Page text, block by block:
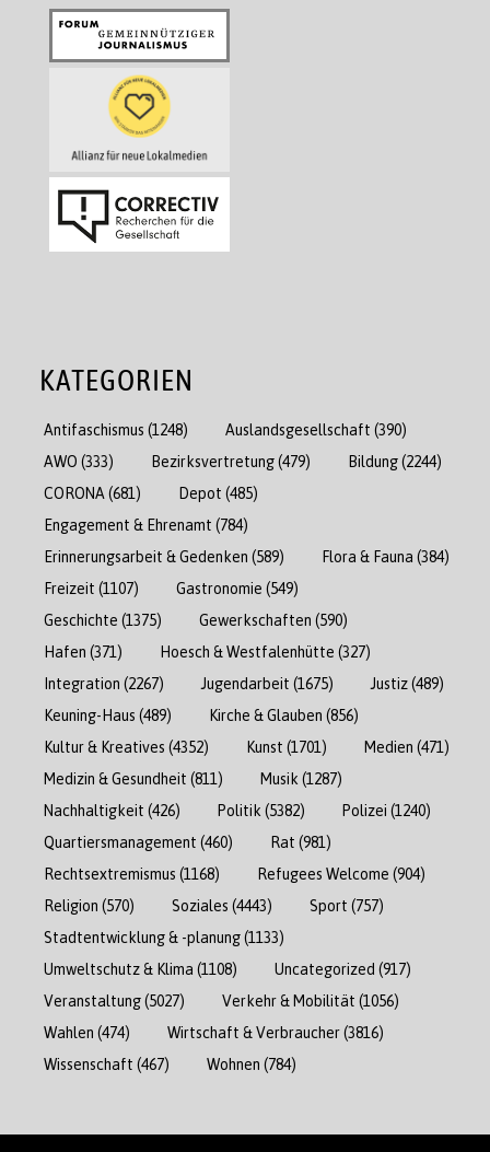
KATEGORIEN
Antifaschismus (1248) Auslandsgesellschaft (390)
AWO (333) Bezirksvertretung(479) Bildung(2244)
CORONA (681) Depot (485)
Engagement & Ehrenamt (784)
Erinnerungsarbeit & Gedenken (589) Flora & Fauna (384)
Freizeit (1107) Gastronomie (549)
Geschichte (1375) Gewerkschaften (590)
Hafen (371) Hoesch & Westfalenhütte (327)
Integration (2267) Jugendarbeit (1675) Justiz(489)
Keuning-Haus (489) Kirche & Glauben (856)
Kultur & Kreatives (4352) Kunst (1701) Medien (471)
Medizin & Gesundheit (811) Musik (1287)
Nachhaltigkeit (426) Politik (5382) Polizei (1240)
Quartiersmanagement (460) Rat (981)
Rechtsextremismus (1168) Refugees Welcome (904)
Religion (570) Soziales (4443) Sport (757)
Stadtentwicklung & -planung(1133)
Umweltschutz & Klima (1108) Uncategorized (917)
Veranstaltung(5027) Verkehr & Mobilität (1056)
Wahlen (474) Wirtschaft & Verbraucher(3816)
Wissenschaft (467) Wohnen (784)